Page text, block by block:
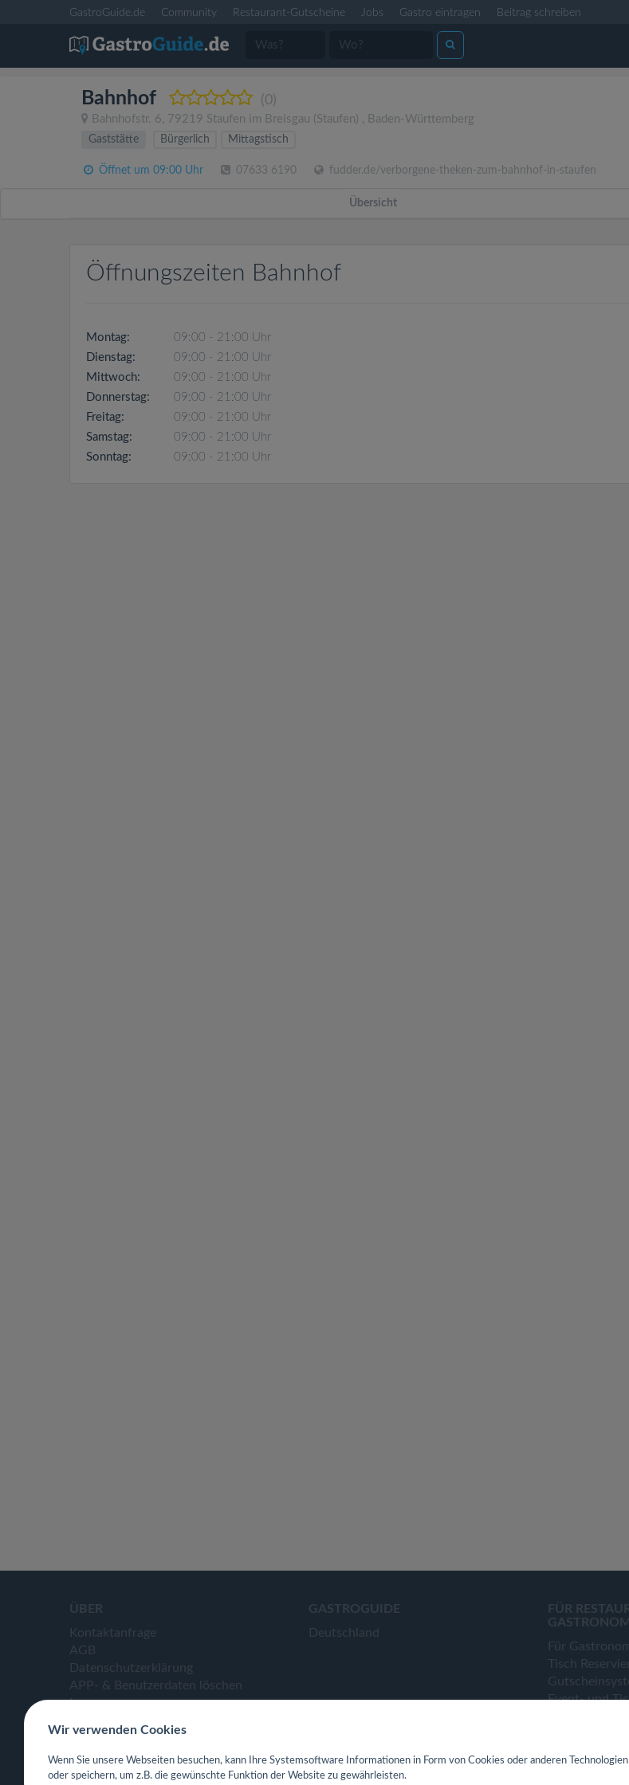
GastroGuide.de Community Restaurant-Gutscheine Jobs Gastro eintragen Beitrag schreiben
Bahnhof (0)
Bahnhofstr. 6, 79219 Staufen im Breisgau (Staufen) , Baden-Württemberg
Gaststätte
Bürgerlich Mittagstisch
Öffnet um 09:00 Uhr 07633 6190 fudder.de/verborgene-theken-zum-bahnhof-in-staufen
Übersicht
Öffnungszeiten Bahnhof
Montag:
09:00 - 21:00 Uhr
Dienstag:
09:00 - 21:00 Uhr
Mittwoch:
09:00 - 21:00 Uhr
Donnerstag:
09:00 - 21:00 Uhr
Freitag:
09:00 - 21:00 Uhr
Samstag:
09:00 - 21:00 Uhr
Sonntag:
09:00 - 21:00 Uhr
ÜBER
Kontaktanfrage
AGB
Datenschutzerklärung
APP- & Benutzerdaten löschen
Impressum
GASTROGUIDE
Deutschland
FÜR
Für
Tisch
Event- und
Webseiten für
Wir verwenden Cookies
Wenn Sie unsere Webseiten besuchen, kann Ihre Systemsoftware Informationen in Form von Cookies oder anderen
oder speichern, um z.B. die gewünschte Funktion der Website zu gewährleisten.